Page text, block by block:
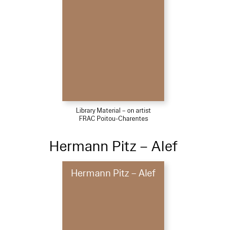
Library Material – on artist
FRAC Poitou-Charentes
Hermann Pitz – Alef
Hermann Pitz – Alef